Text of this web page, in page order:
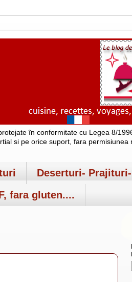
în conformitate cu Legea 8/
si pe orice suport, fara permisiunea
Deserturi-
fara gluten....